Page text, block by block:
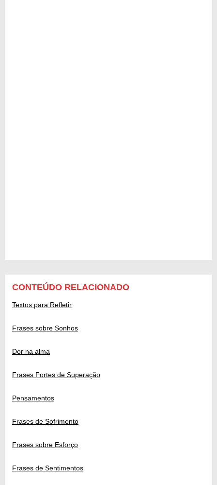
CONTEÚDO RELACIONADO
Textos para Refletir
Frases sobre Sonhos
Dor na alma
Frases Fortes de Superação
Pensamentos
Frases de Sofrimento
Frases sobre Esforço
Frases de Sentimentos